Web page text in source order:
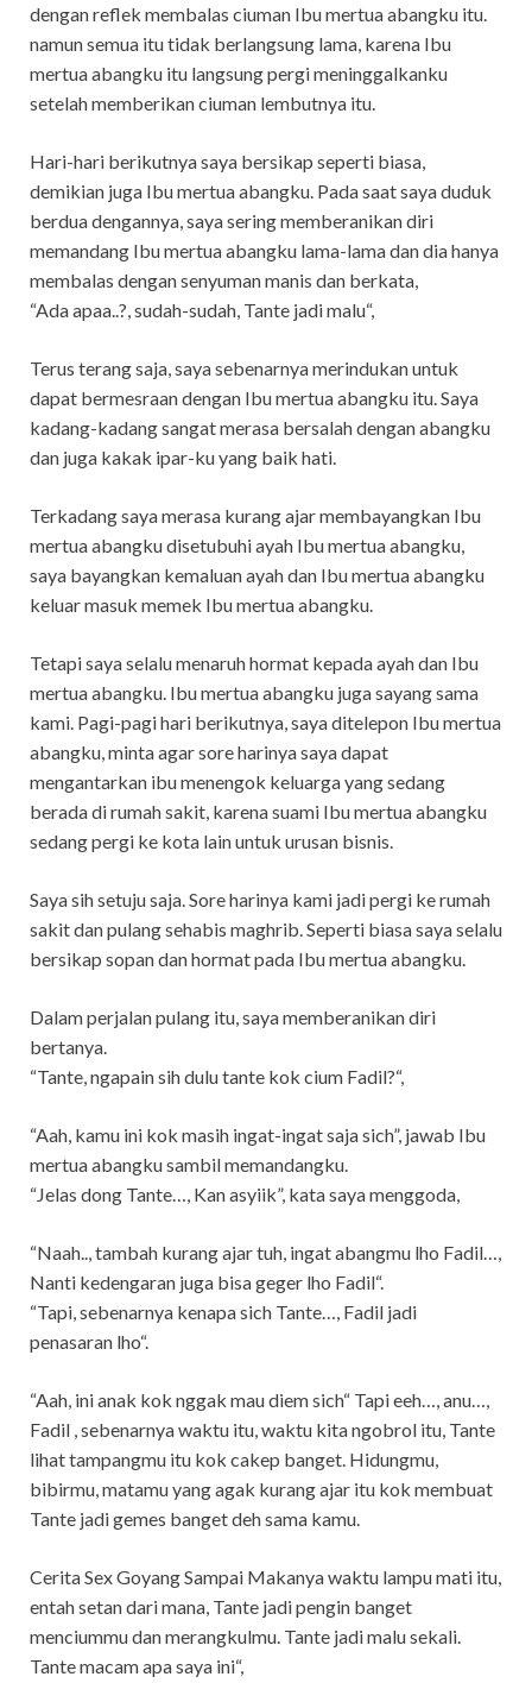
dengan reflek membalas ciuman Ibu mertua abangku itu.
namun semua itu tidak berlangsung lama, karena Ibu
mertua abangku itu langsung pergi meninggalkanku
setelah memberikan ciuman lembutnya itu.
Hari-hari berikutnya saya bersikap seperti biasa,
demikian juga Ibu mertua abangku. Pada saat saya duduk
berdua dengannya, saya sering memberanikan diri
memandang Ibu mertua abangku lama-lama dan dia hanya
membalas dengan senyuman manis dan berkata,
“Ada apaa..?, sudah-sudah, Tante jadi malu“,
Terus terang saja, saya sebenarnya merindukan untuk
dapat bermesraan dengan Ibu mertua abangku itu. Saya
kadang-kadang sangat merasa bersalah dengan abangku
dan juga kakak ipar-ku yang baik hati.
Terkadang saya merasa kurang ajar membayangkan Ibu
mertua abangku disetubuhi ayah Ibu mertua abangku,
saya bayangkan kemaluan ayah dan Ibu mertua abangku
keluar masuk memek Ibu mertua abangku.
Tetapi saya selalu menaruh hormat kepada ayah dan Ibu
mertua abangku. Ibu mertua abangku juga sayang sama
kami. Pagi-pagi hari berikutnya, saya ditelepon Ibu mertua
abangku, minta agar sore harinya saya dapat
mengantarkan ibu menengok keluarga yang sedang
berada di rumah sakit, karena suami Ibu mertua abangku
sedang pergi ke kota lain untuk urusan bisnis.
Saya sih setuju saja. Sore harinya kami jadi pergi ke rumah
sakit dan pulang sehabis maghrib. Seperti biasa saya selalu
bersikap sopan dan hormat pada Ibu mertua abangku.
Dalam perjalan pulang itu, saya memberanikan diri
bertanya.
“Tante, ngapain sih dulu tante kok cium Fadil?“,
“Aah, kamu ini kok masih ingat-ingat saja sich”, jawab Ibu
mertua abangku sambil memandangku.
“Jelas dong Tante…, Kan asyiik”, kata saya menggoda,
“Naah.., tambah kurang ajar tuh, ingat abangmu lho Fadil…,
Nanti kedengaran juga bisa geger lho Fadil“.
“Tapi, sebenarnya kenapa sich Tante…, Fadil jadi
penasaran lho“.
“Aah, ini anak kok nggak mau diem sich“ Tapi eeh…, anu…,
Fadil , sebenarnya waktu itu, waktu kita ngobrol itu, Tante
lihat tampangmu itu kok cakep banget. Hidungmu,
bibirmu, matamu yang agak kurang ajar itu kok membuat
Tante jadi gemes banget deh sama kamu.
Cerita Sex Goyang Sampai Makanya waktu lampu mati itu,
entah setan dari mana, Tante jadi pengin banget
menciummu dan merangkulmu. Tante jadi malu sekali.
Tante macam apa saya ini“,